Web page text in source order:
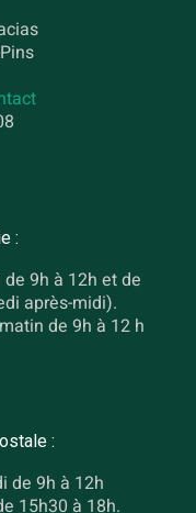
:
9h à 12h et de
après-midi).
de 9h à 12 h
:
de 9h à 12h
15h30 à 18h.